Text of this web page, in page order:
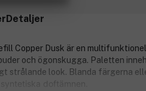
Detaljer
Copper Dusk är en
och ögonskugga. Paletten
strålande look. Blanda färgerna
doftämnen.